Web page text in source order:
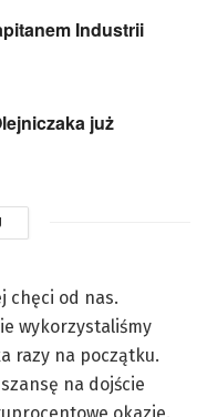
Industrii
już
chęci od nas.
wykorzystaliśmy
razy na początku.
na dojście
okazje.